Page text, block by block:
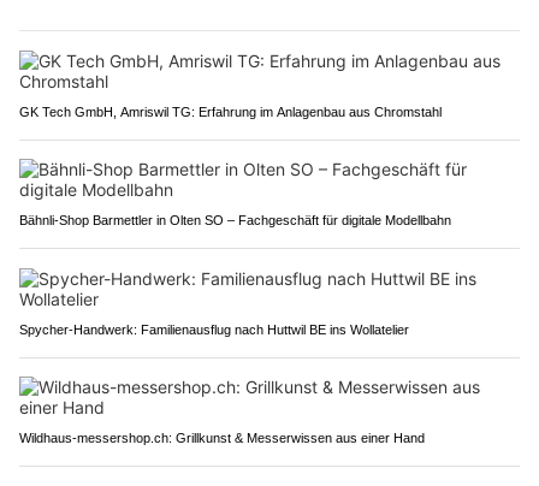
GK Tech GmbH, Amriswil TG: Erfahrung im Anlagenbau aus Chromstahl
Bähnli-Shop Barmettler in Olten SO – Fachgeschäft für digitale Modellbahn
Spycher-Handwerk: Familienausflug nach Huttwil BE ins Wollatelier
Wildhaus-messershop.ch: Grillkunst & Messerwissen aus einer Hand